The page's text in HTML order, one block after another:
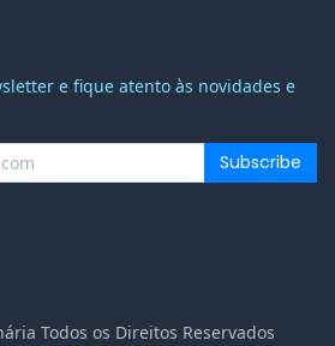
e fique atento às novidades e
Subscribe
Todos os Direitos Reservados